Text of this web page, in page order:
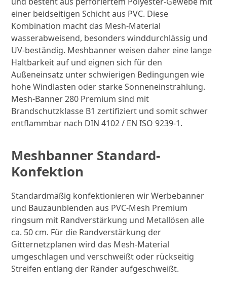
einer beidseitigen Schicht aus PVC. Diese
Kombination macht das Mesh-Material
wasserabweisend, besonders winddurchlässig und
UV-beständig. Meshbanner weisen daher eine lange
Haltbarkeit auf und eignen sich für den
Außeneinsatz unter schwierigen Bedingungen wie
hohe Windlasten oder starke Sonneneinstrahlung.
Mesh-Banner 280 Premium sind mit
Brandschutzklasse B1 zertifiziert und somit schwer
entflammbar nach DIN 4102 / EN ISO 9239-1.
Meshbanner Standard-
Konfektion
Standardmäßig konfektionieren wir Werbebanner
und Bauzaunblenden aus PVC-Mesh Premium
ringsum mit Randverstärkung und Metallösen alle
ca. 50 cm. Für die Randverstärkung der
Gitternetzplanen wird das Mesh-Material
umgeschlagen und verschweißt oder rückseitig
Streifen entlang der Ränder aufgeschweißt.